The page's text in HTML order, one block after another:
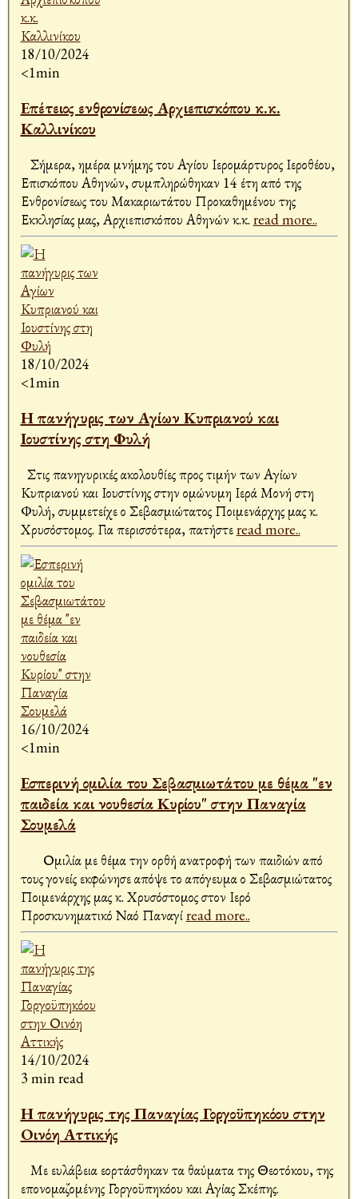
18/10/2024
<1min
Επέτειος ενθρονίσεως Αρχιεπισκόπου κ.κ.
Καλλινίκου
Σήμερα, ημέρα μνήμης του Αγίου Ιερομάρτυρος Ιεροθέου,
Επισκόπου Αθηνών, συμπληρώθηκαν 14 έτη από της
Ενθρονίσεως του Μακαριωτάτου Προκαθημένου της
Εκκλησίας μας, Αρχιεπισκόπου Αθηνών κ.κ. read more..
18/10/2024
<1min
Η πανήγυρις των Αγίων Κυπριανού και
Ιουστίνης στη Φυλή
Στις πανηγυρικές ακολουθίες προς τιμήν των Αγίων
Κυπριανού και Ιουστίνης στην ομώνυμη Ιερά Μονή στη
Φυλή, συμμετείχε ο Σεβασμιώτατος Ποιμενάρχης μας κ.
Χρυσόστομος. Για περισσότερα, πατήστεread more..
16/10/2024
<1min
Εσπερινή ομιλία του Σεβασμιωτάτου με θέμα "εν
παιδεία και νουθεσία Κυρίου" στην Παναγία
Σουμελά
τους γονείς εκφώνησε απόψε το απόγευμα ο Σεβασμιώτατος
Ποιμενάρχης μας κ. Χρυσόστομος στον Ιερό
Προσκυνηματικό Ναό Παναγίread more..
14/10/2024
3 min read
Η πανήγυρις της Παναγίας Γοργοϋπηκόου στην
Οινόη Αττικής
Με ευλάβεια εορτάσθηκαν τα θαύματα της Θεοτόκου, της
επονομαζομένης Γοργοϋπηκόου και Αγίας Σκέπης.